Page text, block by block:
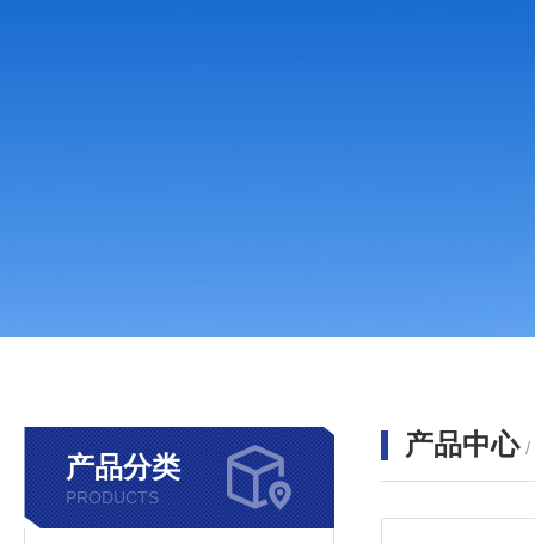
产品分类
PRODUCTS
产品中心 /